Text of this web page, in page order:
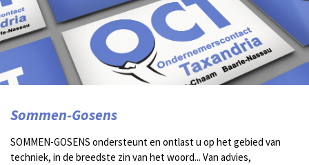
Sommen-Gosens
SOMMEN-GOSENS ondersteunt en ontlast u op het gebied van
techniek, in de breedste zin van het woord... Van advies,